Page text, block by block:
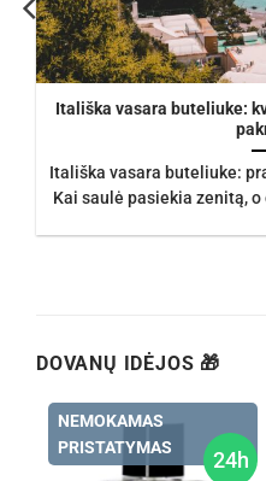
Itališka vasara buteliuke:
Itališka vasara buteliuke:
Kai saulė pasiekia zenitą,
DOVANŲ IDĖJOS 🎁
24h
NEMOKAMAS
PRISTATYMAS